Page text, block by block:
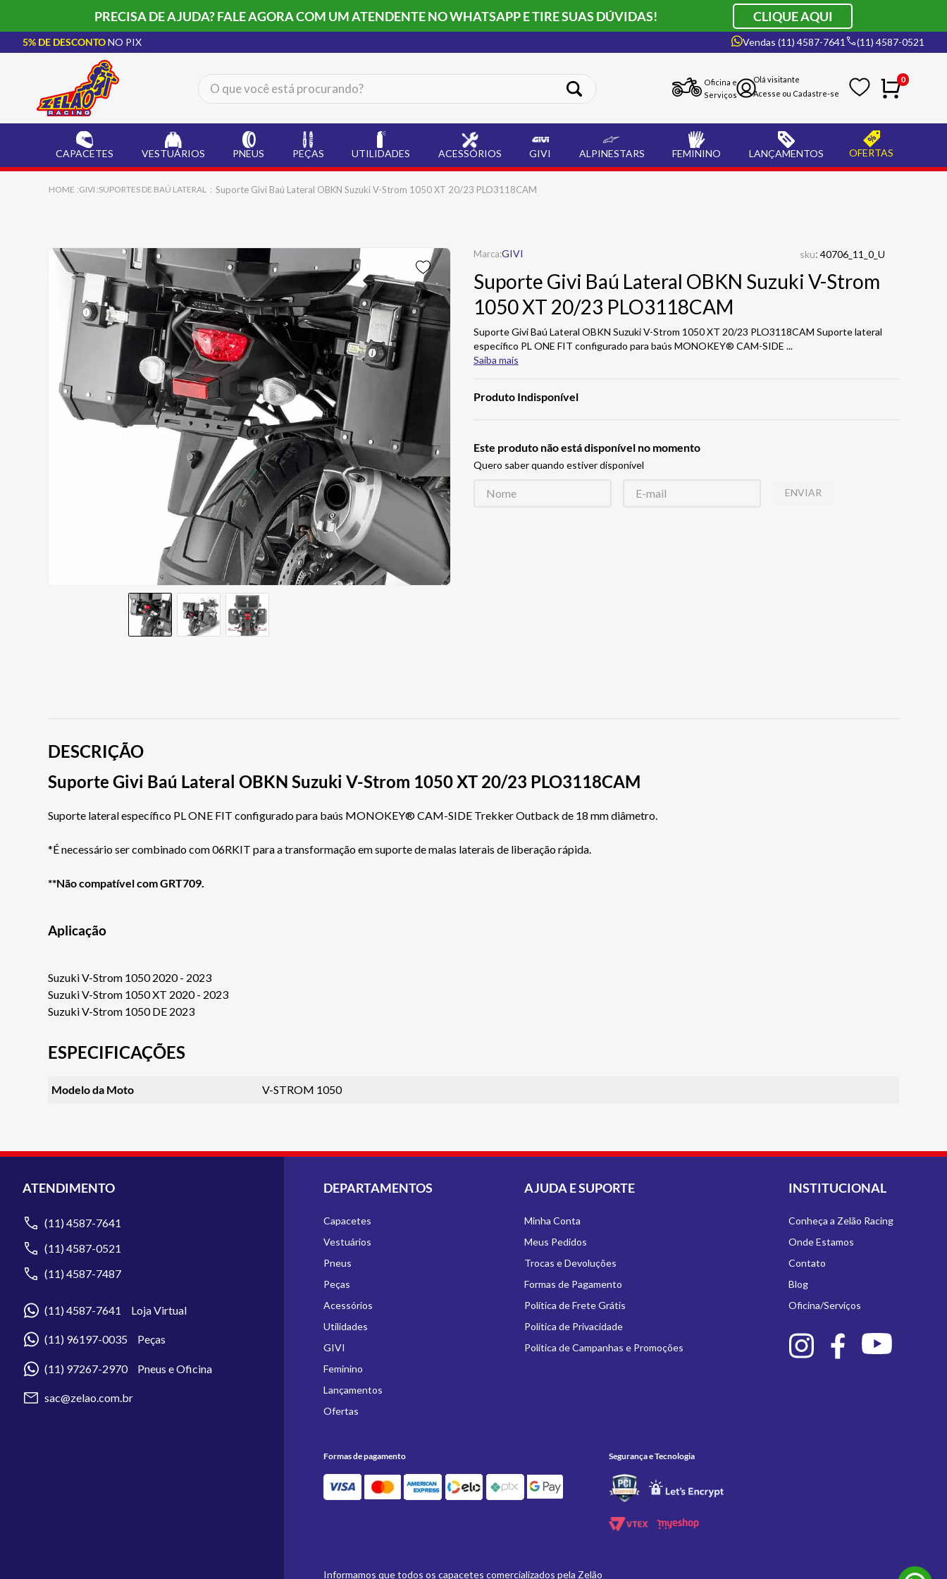
PRECISA DE AJUDA? FALE AGORA COM UM ATENDENTE NO WHATSAPP E TIRE SUAS DÚVIDAS! CLIQUE AQUI
5% DE DESCONTONO PIX Vendas (11) 4587-7641 (11) 4587-0521
O que você está procurando?
Oficina e
Serviços
0
CAPACETES VESTUÁRIOS PNEUS PEÇAS UTILIDADES ACESSÓRIOS GIVI ALPINESTARS FEMININO LANÇAMENTOS OFERTAS
GIVI SUPORTES DE BAÚ LATERAL Suporte Givi Baú Lateral OBKN Suzuki V-Strom 1050 XT 20/23 PLO3118CAM
GIVI sku: 40706_11_0_U
Suporte Givi Baú Lateral OBKN Suzuki V-Strom
1050 XT 20/23 PLO3118CAM
Suporte Givi Baú Lateral OBKN Suzuki V-Strom 1050 XT 20/23 PLO3118CAM Suporte lateral
específico PL ONE FIT configurado para baús MONOKEY® CAM-SIDE ...
Saiba mais
Produto Indisponível
Este produto não está disponível no momento
Quero saber quando estiver disponível
ENVIAR
DESCRIÇÃO
Suporte Givi Baú Lateral OBKN Suzuki V-Strom 1050 XT 20/23 PLO3118CAM
Suporte lateral específico PL ONE FIT configurado para baús MONOKEY® CAM-SIDE Trekker Outback de 18 mm diâmetro.
*É necessário ser combinado com 06RKIT para a transformação em suporte de malas laterais de liberação rápida.
**Não compatível com GRT709.
Aplicação
Suzuki V-Strom 1050 2020 - 2023
Suzuki V-Strom 1050 XT 2020 - 2023
Suzuki V-Strom 1050 DE 2023
ESPECIFICAÇÕES
Modelo da Moto V-STROM 1050
ATENDIMENTO
(11) 4587-7641
(11) 4587-0521
(11) 4587-7487
(11) 4587-7641 Loja Virtual
(11) 96197-0035 Peças
(11) 97267-2970 Pneus e Oficina
sac@zelao.com.br
DEPARTAMENTOS
Capacetes
Vestuários
Pneus
Peças
Acessórios
Utilidades
GIVI
Feminino
Lançamentos
Ofertas
AJUDA E SUPORTE
Minha Conta
Meus Pedidos
Trocas e Devoluções
Formas de Pagamento
Política de Frete Grátis
Política de Privacidade
Política de Campanhas e Promoções
INSTITUCIONAL
Conheça a Zelão Racing
Onde Estamos
Contato
Blog
Oficina/Serviços
Formas de pagamento Segurança e Tecnologia
Informamos que todos os capacetes comercializados pela Zelão
CAPACETE LS2
2º BOTA
3º JAQUETA
6º BAU
7º CALÇA
8º ALPINESTAR
AIROH
10º BOTAS